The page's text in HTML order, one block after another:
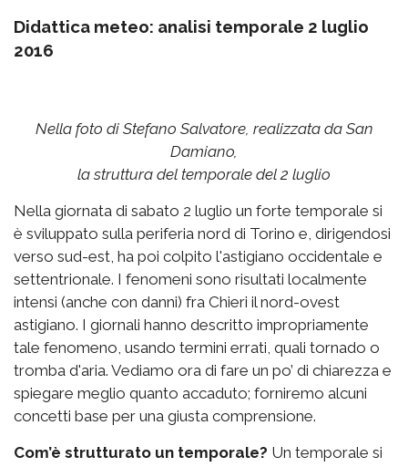
Didattica meteo: analisi temporale 2 luglio
2016
Nella foto di Stefano Salvatore, realizzata da San
Damiano,
la struttura del temporale del 2 luglio
Nella giornata di sabato 2 luglio un forte temporale si
è sviluppato sulla periferia nord di Torino e, dirigendosi
verso sud-est, ha poi colpito l'astigiano occidentale e
settentrionale. I fenomeni sono risultati localmente
intensi (anche con danni) fra Chieri il nord-ovest
astigiano. I giornali hanno descritto impropriamente
tale fenomeno, usando termini errati, quali tornado o
tromba d'aria. Vediamo ora di fare un po’ di chiarezza e
spiegare meglio quanto accaduto; forniremo alcuni
concetti base per una giusta comprensione.
Com’è strutturato un temporale? Un temporale si